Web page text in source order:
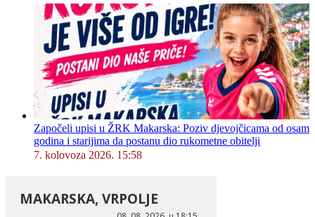
Započeli upisi u ŽRK Makarska: Poziv djevojčicama od osam
godina i starijima da postanu dio rukometne obitelji
7. kolovoza 2026. 15:58